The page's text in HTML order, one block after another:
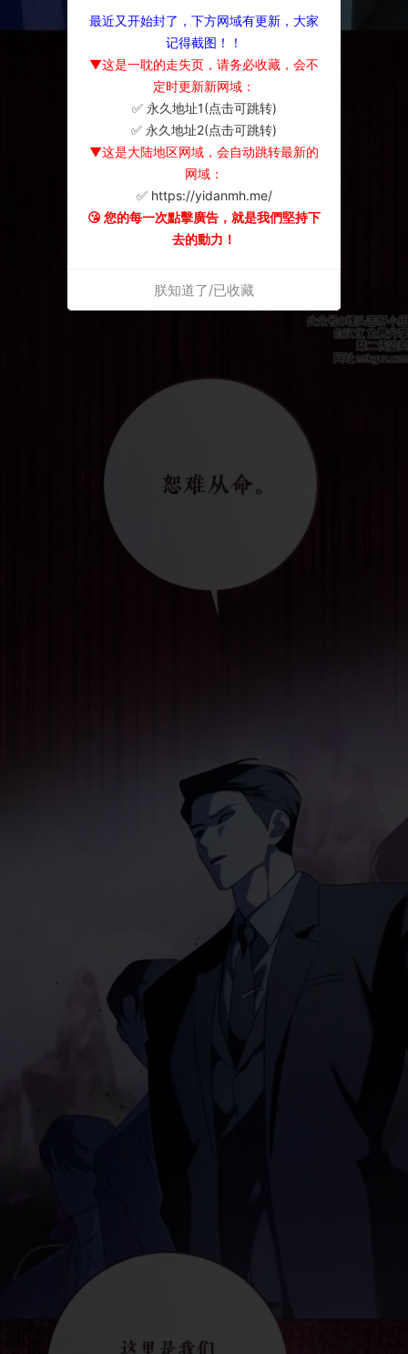
最近又开始封了，下方网域有更新，大家
记得截图！！
▼这是一耽的走失页，请务必收藏，会不
定时更新新网域：
✅ 永久地址1(点击可跳转)
✅ 永久地址2(点击可跳转)
▼这是大陆地区网域，会自动跳转最新的
网域：
✅ https://yidanmh.me/
😘 您的每一次點擊廣告，就是我們堅持下
去的動力！
朕知道了/已收藏